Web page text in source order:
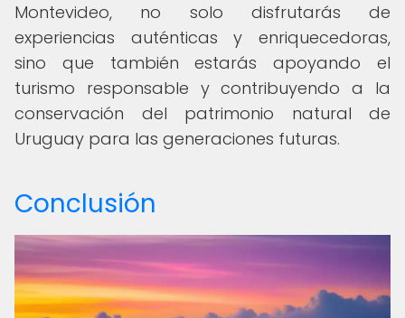
Montevideo, no solo disfrutarás de
experiencias auténticas y enriquecedoras,
sino que también estarás apoyando el
turismo responsable y contribuyendo a la
conservación del patrimonio natural de
Uruguay para las generaciones futuras.
Conclusión